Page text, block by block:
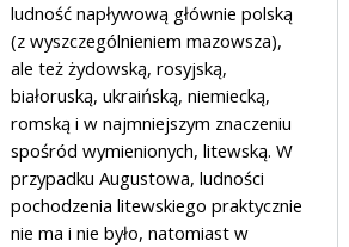
ludność napływową głównie polską
(z wyszczególnieniem mazowsza),
ale też żydowską, rosyjską,
białoruską, ukraińską, niemiecką,
romską i w najmniejszym znaczeniu
spośród wymienionych, litewską. W
przypadku Augustowa, ludności
pochodzenia litewskiego praktycznie
nie ma i nie było, natomiast w